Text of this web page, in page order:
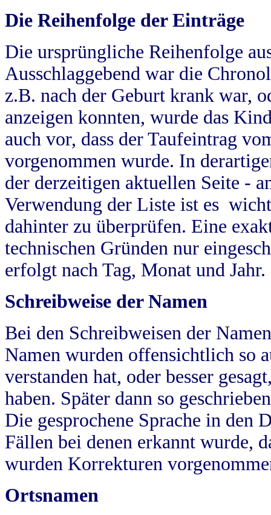
Die Reihenfolge der Einträge
Die ursprüngliche Reihenfolge
Ausschlaggebend war die
z.B. nach der Geburt krank war,
anzeigen konnten, wurde das
auch vor, dass der Taufeintrag
vorgenommen wurde. In
der derzeitigen aktuellen Seite -
Verwendung der Liste ist es
dahinter zu überprüfen. Eine
technischen Gründen nur
erfolgt nach Tag, Monat und Jahr.
Schreibweise der Namen
Bei den Schreibweisen der
Namen wurden offensichtlich so
verstanden hat, oder besser
haben. Später dann so
Die gesprochene Sprache in
Fällen bei denen erkannt wurde,
wurden Korrekturen
Ortsnamen